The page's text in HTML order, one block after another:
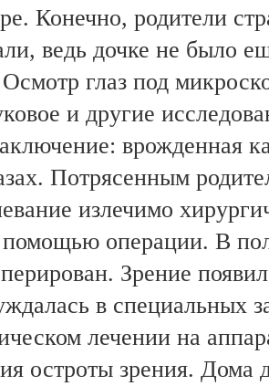
Конечно, родители
ведь дочке не было
глаз под
и другие
врожденная
Потрясенным
излечимо
помощью операции. В
Зрение
в специальных
лечении на
остроты зрения. Дома